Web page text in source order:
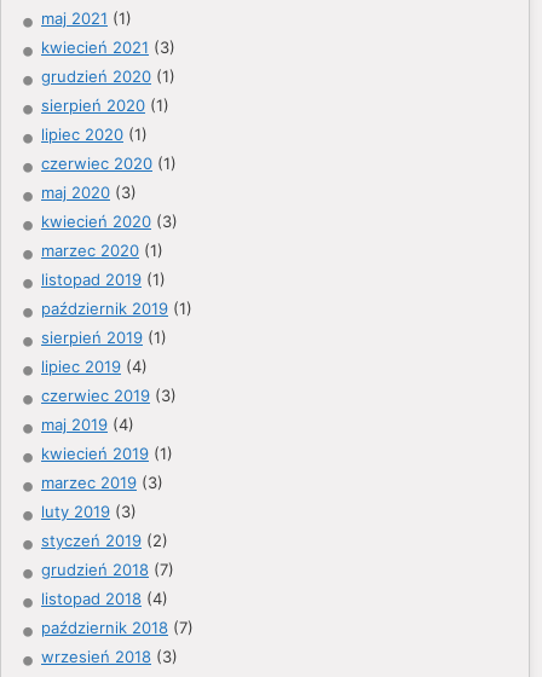
maj 2021 (1)
kwiecień 2021 (3)
grudzień 2020 (1)
sierpień 2020 (1)
lipiec 2020 (1)
czerwiec 2020 (1)
maj 2020 (3)
kwiecień 2020 (3)
marzec 2020 (1)
listopad 2019 (1)
październik 2019 (1)
sierpień 2019 (1)
lipiec 2019 (4)
czerwiec 2019 (3)
maj 2019 (4)
kwiecień 2019 (1)
marzec 2019 (3)
luty 2019 (3)
styczeń 2019 (2)
grudzień 2018 (7)
listopad 2018 (4)
październik 2018 (7)
wrzesień 2018 (3)